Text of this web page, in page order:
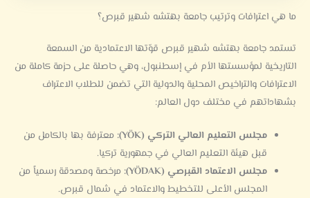
ما هي اعترافات وترتيب جامعة بهتشه شهير قبرص؟
تستمد جامعة بهتشه شهير قبرص قوّتها الاعتمادية من السمعة
التاريخية لمؤسستها الأم في إسطنبول، وهي حاصلة على حزمة كاملة من
الاعترافات والتراخيص المحلية والدولية التي تضمن للطلاب الاعتراف
بشهاداتهم في مختلف دول العالم:
مجلس التعليم العالي التركي (YÖK):
معترفة بها بالكامل من
قبل هيئة التعليم العالي في جمهورية تركيا.
مجلس الاعتماد القبرصي (YÖDAK):
مرخصة ومصدقة رسمياً من
المجلس الأعلى للتخطيط والاعتماد في شمال قبرص.